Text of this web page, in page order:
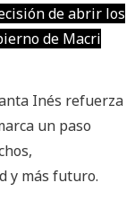
de abrir los
de Macri
Inés refuerza
un paso
y más futuro.